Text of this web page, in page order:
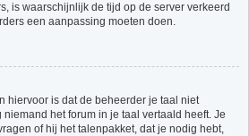
is waarschijnlijk de tijd op de server verkeerd
een aanpassing moeten doen.
hiervoor is dat de beheerder je taal niet
het forum in je taal vertaald heeft. Je
of hij het talenpakket, dat je nodig hebt,